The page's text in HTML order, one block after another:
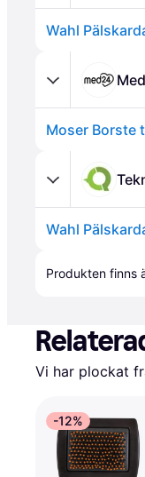
Wahl
Moser Borste
Wahl
Produkten finns
Vi har plockat
-12%